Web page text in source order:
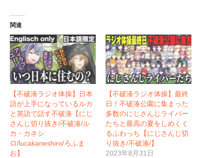
関連
【不破湊ラジオ体操】日本
語が上手になっているルカ
と英語で話す不破湊【にじ
さんじ切り抜き/不破湊/ル
カ・カネシ
ロ/lucakaneshiro/ろふま
お】
【不破湊ラジオ体操】最終
日！不破湊公園に集まった
多数のにじさんじライバー
たちと最高の夏をしめくく
るふわっち【にじさんじ切
り抜き/不破湊/】
2023年8月31日